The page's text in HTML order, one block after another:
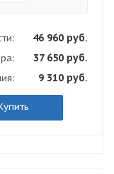
46 960 руб.
37 650 руб.
9 310 руб.